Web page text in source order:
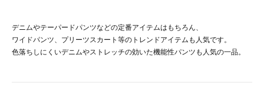
デニムやテーパードパンツなどの定番アイテムはもちろん、
ワイドパンツ、プリーツスカート等のトレンドアイテムも人気です。
色落ちしにくいデニムやストレッチの効いた機能性パンツも人気の一品。